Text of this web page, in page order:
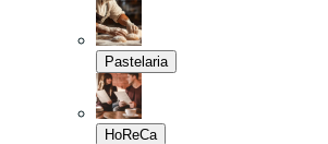
Pastelaria
HoReCa